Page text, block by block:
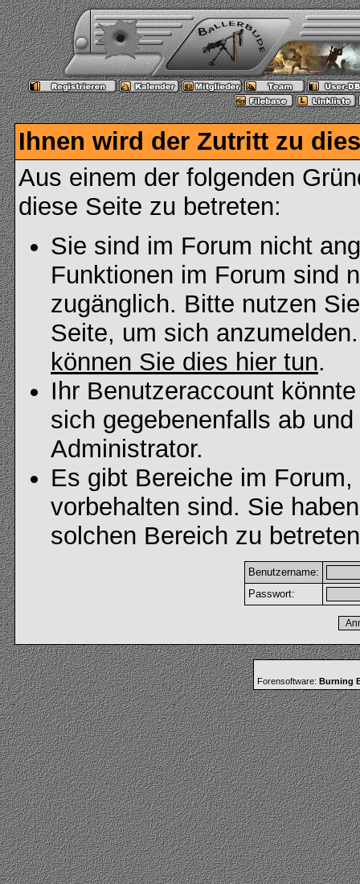
Ihnen wird der Zutritt zu
Aus einem der folgenden
diese Seite zu betreten:
Sie sind im Forum nicht
Funktionen im Forum sind
zugänglich. Bitte nutzen
Seite, um sich
können Sie dies hier tun.
Ihr Benutzeraccount
sich gegebenenfalls ab
Administrator.
Es gibt Bereiche im
vorbehalten sind. Sie
solchen Bereich zu
Benutzername:
Passwort:
Forensoftware: Burning